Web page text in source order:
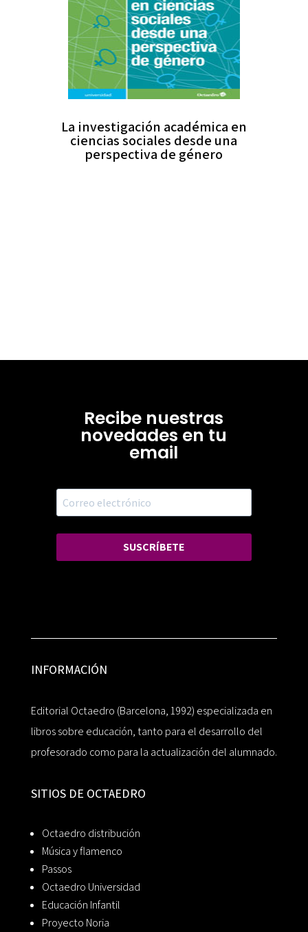
La investigación académica en
ciencias sociales desde una
perspectiva de género
Recibe nuestras
novedades en tu
email
SUSCRÍBETE
INFORMACIÓN
Editorial Octaedro (Barcelona, 1992) especializada en
libros sobre educación, tanto para el desarrollo del
profesorado como para la actualización del alumnado.
SITIOS DE OCTAEDRO
Octaedro distribución
Música y flamenco
Passos
Octaedro Universidad
Educación Infantil
Proyecto Noria